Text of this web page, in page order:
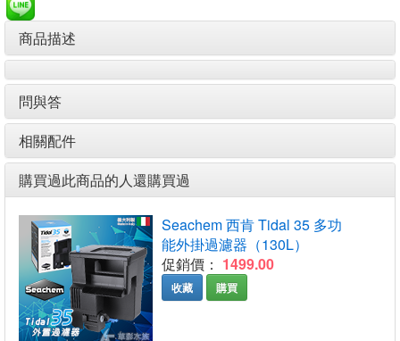
商品描述
問與答
相關配件
購買過此商品的人還購買過
Seachem 西肯 Tidal 35 多功
能外掛過濾器（130L）
促銷價： 1499.00
收藏 購買